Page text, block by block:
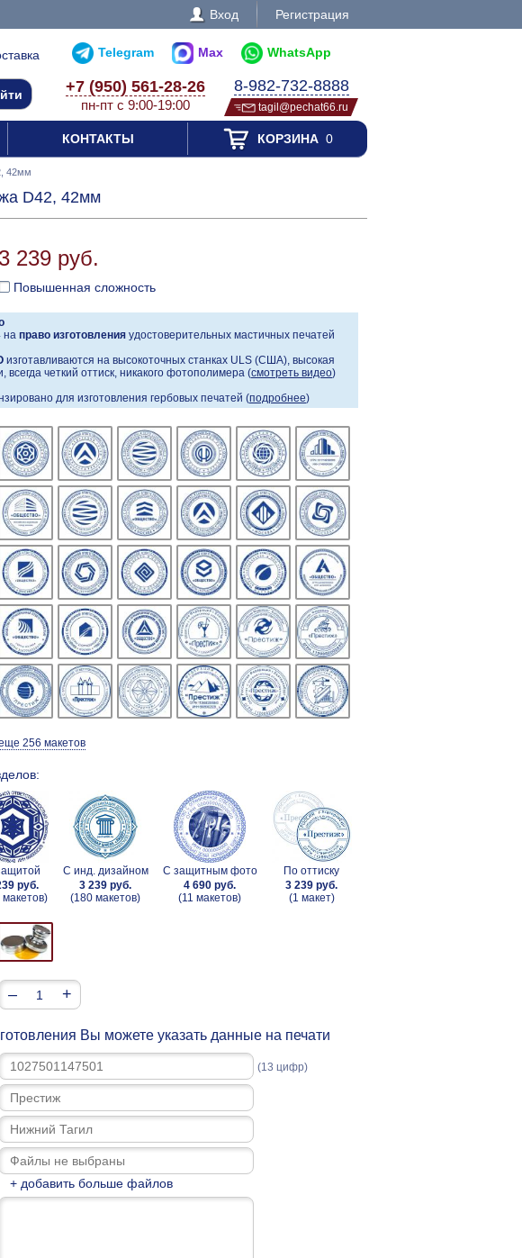
Вход Регистрация
Telegram Max WhatsApp
+7 (950) 561-28-26
пн-пт с 9:00-19:00
8-982-732-8888
tagil@pechat66.ru
КОНТАКТЫ КОРЗИНА0
42мм
D42, 42мм
3 239 руб.
Повышенная сложность
на право изготовления удостоверительных мастичных печатей
изготавливаются на высокоточных станках ULS (США), высокая
всегда четкий оттиск, никакого фотополимера (смотреть видео)
для изготовления гербовых печатей (подробнее)
256 макетов
руб.
С инд. дизайном
3 239 руб.
(180 макетов)
С защитным фото
4 690 руб.
(11 макетов)
По оттиску
3 239 руб.
(1 макет)
– +
Вы можете указать данные на печати
(13 цифр)
+ добавить больше файлов